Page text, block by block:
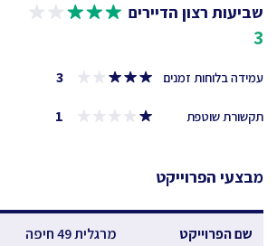
שביעות רצון הדיירים
3
עמידה בלוחות זמנים 3
תקשורת שוטפת 1
מבצעי הפרוייקט
שם הפרוייקט מרגלית 49 חיפה